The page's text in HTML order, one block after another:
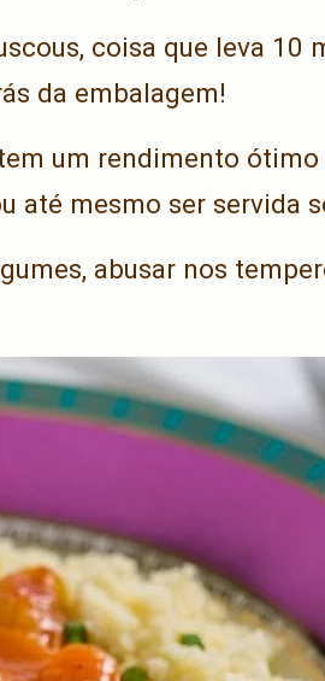
coisa que leva 10
da embalagem!
um rendimento
até mesmo ser servida
abusar nos